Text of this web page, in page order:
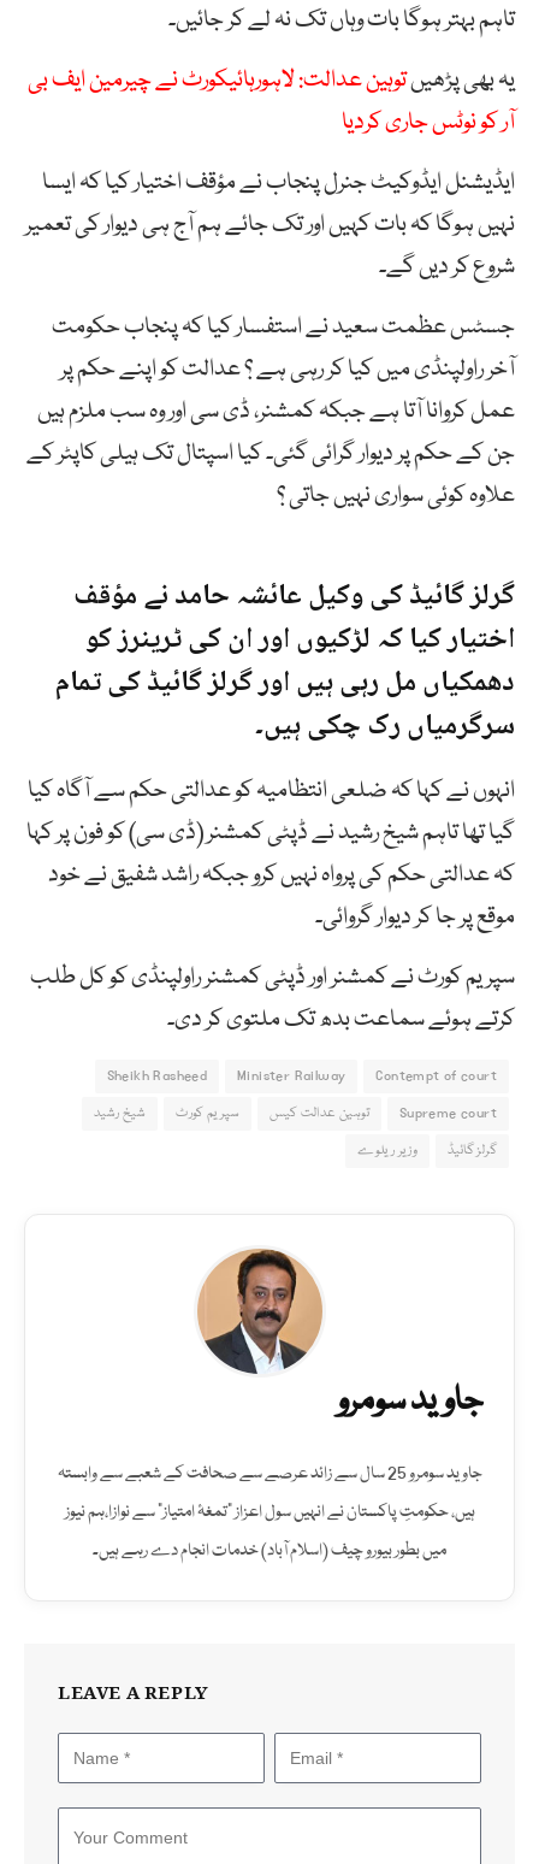
تاہم بہتر ہوگا بات وہاں تک نہ لے کر جائیں۔
یہ بھی پڑھیںتوہین عدالت: لاہورہائیکورٹ نے چیرمین ایف بی
آر کو نوٹس جاری کردیا
ایڈیشنل ایڈوکیٹ جنرل پنجاب نے مؤقف اختیار کیا کہ ایسا
نہیں ہوگا کہ بات کہیں اور تک جائے ہم آج ہی دیوار کی تعمیر
شروع کر دیں گے۔
جسٹس عظمت سعید نے استفسار کیا کہ پنجاب حکومت
آخر راولپنڈی میں کیا کر رہی ہے ؟ عدالت کو اپنے حکم پر
عمل کروانا آتا ہے جبکہ کمشنر، ڈی سی اور وہ سب ملزم ہیں
جن کے حکم پر دیوار گرائی گئی۔ کیا اسپتال تک ہیلی کاپٹر کے
علاوہ کوئی سواری نہیں جاتی ؟
گرلز گائیڈ کی وکیل عائشہ حامد نے مؤقف
اختیار کیا کہ لڑکیوں اور ان کی ٹرینرز کو
دھمکیاں مل رہی ہیں اور گرلز گائیڈ کی تمام
سرگرمیاں رک چکی ہیں۔
انہوں نے کہا کہ ضلعی انتظامیہ کو عدالتی حکم سے آگاہ کیا
گیا تھا تاہم شیخ رشید نے ڈپٹی کمشنر (ڈی سی) کو فون پر کہا
کہ عدالتی حکم کی پرواہ نہیں کرو جبکہ راشد شفیق نے خود
موقع پر جا کر دیوار گروائی۔
سپریم کورٹ نے کمشنر اور ڈپٹی کمشنر راولپنڈی کو کل طلب
کرتے ہوئے سماعت بدھ تک ملتوی کر دی۔
Contempt of court
Minister Railway
Sheikh Rasheed
Supreme court
توہین عدالت کیس سپریم کورٹ
شیخ رشید
گرلز گائیڈ
وزیر ریلوے
جاوید سومرو
جاوید سومرو 25 سال سے زائد عرصے سے صحافت کے شعبے سے وابستہ
ہیں، حکومتِ پاکستان نے انہیں سول اعزاز "تمغۂ امتیاز" سے نوازا،ہم نیوز
میں بطور بیورو چیف (اسلام آباد) خدمات انجام دے رہے ہیں۔
LEAVE A REPLY